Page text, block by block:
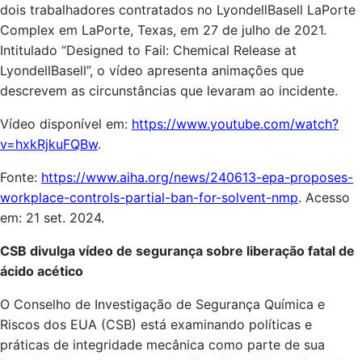
dois trabalhadores contratados no LyondellBasell LaPorte
Complex em LaPorte, Texas, em 27 de julho de 2021.
Intitulado “Designed to Fail: Chemical Release at
LyondellBasell”, o vídeo apresenta animações que
descrevem as circunstâncias que levaram ao incidente.
Vídeo disponível em: https://www.youtube.com/watch?
v=hxkRjkuFQBw.
Fonte: https://www.aiha.org/news/240613-epa-proposes-
workplace-controls-partial-ban-for-solvent-nmp. Acesso
em: 21 set. 2024.
CSB divulga vídeo de segurança sobre liberação fatal de
ácido acético
O Conselho de Investigação de Segurança Química e
Riscos dos EUA (CSB) está examinando políticas e
práticas de integridade mecânica como parte de sua